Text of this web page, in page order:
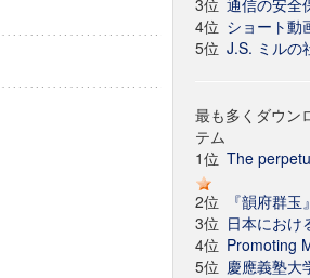
3位 通信の安全
4位 ショート動
5位 J.S. ミルの
最も多くダウン
テム
1位 The
2位
『韻府群
3位 日本におけ
4位 Promoting
5位 慶應義塾大